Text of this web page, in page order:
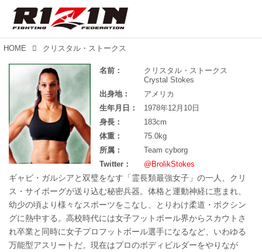
HOME クリスタル・ストークス
名前：
クリスタル・ストークス
Crystal Stokes
出身地：
アメリカ
生年月日：
1978年12月10日
身長：
183cm
体重：
75.0kg
所属：
Team cyborg
Twitter：
@BrolikStokes
ギャビ・ガルシアと双璧をなす「霊長類最強女子」の一人、クリ
ス・サイボーグが送り込む秘密兵器。体格と運動神経に恵まれ、
幼少の頃より様々なスポーツをこなし、とりわけ柔道・ボクシン
グに熱中する。高校時代には女子フットボール界からスカウトさ
れ卒業と同時に女子プロフットボール選手になるなど、いわゆる
万能型アスリートだ。現在はプロのボディビルダーをやりなが